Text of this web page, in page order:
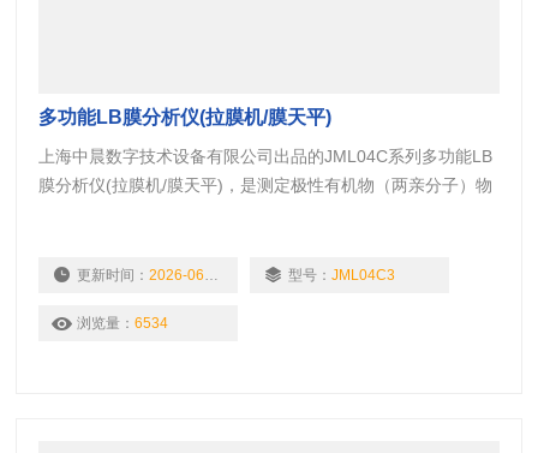
多功能LB膜分析仪(拉膜机/膜天平)
上海中晨数字技术设备有限公司出品的JML04C系列多功能LB
膜分析仪(拉膜机/膜天平)，是测定极性有机物（两亲分子）物
更新时间：2026-06-11 型号：JML04C3
浏览量：6534